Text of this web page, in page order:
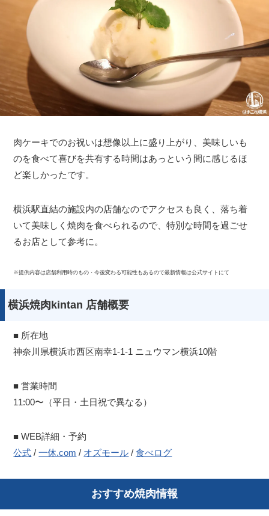
肉ケーキでのお祝いは想像以上に盛り上がり、美味しいも
のを食べて喜びを共有する時間はあっという間に感じるほ
ど楽しかったです。
横浜駅直結の施設内の店舗なのでアクセスも良く、落ち着
いて美味しく焼肉を食べられるので、特別な時間を過ごせ
るお店として参考に。
※提供内容は店舗利用時のもの・今後変わる可能性もあるので最新情報は公式サイトにて
横浜焼肉kintan 店舗概要
■ 所在地
神奈川県横浜市西区南幸1-1-1 ニュウマン横浜10階
■ 営業時間
11:00〜（平日・土日祝で異なる）
■ WEB詳細・予約
公式 /一休.com / オズモール /食べログ
おすすめ焼肉情報